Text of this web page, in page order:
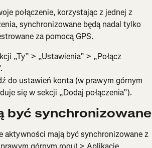
połączenie, korzystając z jednej z
synchronizowane będą nadal tylko
za pomocą GPS.
„Ty” > „Ustawienia” > „Połącz
do ustawień konta (w prawym górnym
się w sekcji „Dodaj połączenia”).
być synchronizowane
aktywności mają być synchronizowane z